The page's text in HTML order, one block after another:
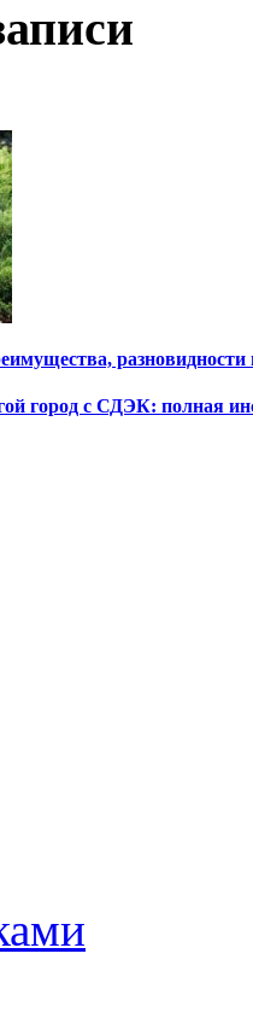
город с СДЭК: полная